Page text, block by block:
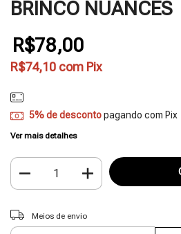
BRINCO NUANCES
R$78,00
R$74,10 com Pix
5% de descontopagando com Pix
Ver mais detalhes
Entregas para o CEP:
Meios de envio